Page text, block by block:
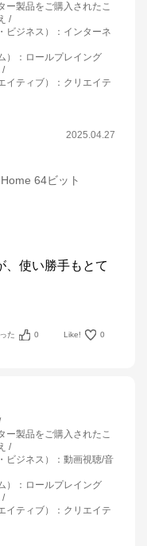
ー製品をご購入されたこ
ジネス）
： インターネ
： ロールプレイング
ティブ）
： クリエイテ
2025.04.27
64ビット
、使い勝手もとて
た 0 Like! 0
ー製品をご購入されたこ
ジネス）
： 動画視聴/音
： ロールプレイング
ティブ）
： クリエイテ